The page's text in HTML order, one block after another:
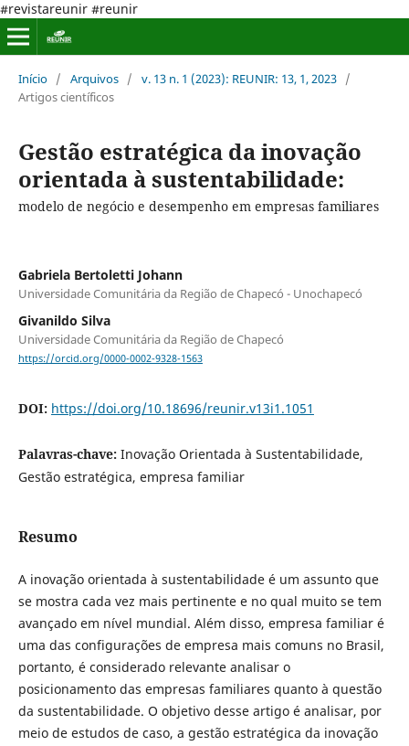
#revistareunir #reunir
Início / Arquivos / v. 13 n. 1 (2023): REUNIR: 13, 1, 2023 /
Artigos científicos
Gestão estratégica da inovação
orientada à sustentabilidade:
modelo de negócio e desempenho em empresas familiares
Gabriela Bertoletti Johann
Universidade Comunitária da Região de Chapecó - Unochapecó
Givanildo Silva
Universidade Comunitária da Região de Chapecó
https://orcid.org/0000-0002-9328-1563
DOI: https://doi.org/10.18696/reunir.v13i1.1051
Palavras-chave: Inovação Orientada à Sustentabilidade,
Gestão estratégica, empresa familiar
Resumo
A inovação orientada à sustentabilidade é um assunto que
se mostra cada vez mais pertinente e no qual muito se tem
avançado em nível mundial. Além disso, empresa familiar é
uma das configurações de empresa mais comuns no Brasil,
portanto, é considerado relevante analisar o
posicionamento das empresas familiares quanto à questão
da sustentabilidade. O objetivo desse artigo é analisar, por
meio de estudos de caso, a gestão estratégica da inovação